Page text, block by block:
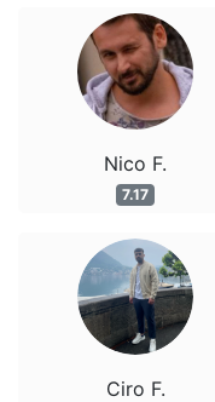
Nico F.
7.17
Ciro F.